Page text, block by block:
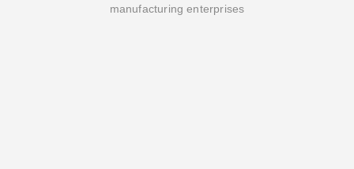
manufacturing enterprises